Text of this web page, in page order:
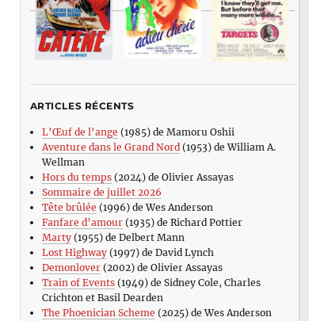
ARTICLES RÉCENTS
L’Œuf de l’ange (1985) de Mamoru Oshii
Aventure dans le Grand Nord(1953) de William A.
Wellman
Hors du temps(2024) de Olivier Assayas
Sommaire de juillet 2026
Tête brûlée (1996) de Wes Anderson
Fanfare d’amour(1935) de Richard Pottier
Marty(1955) de Delbert Mann
Lost Highway(1997) de David Lynch
Demonlover(2002) de Olivier Assayas
Train of Events(1949) de Sidney Cole, Charles
Crichton et Basil Dearden
The Phoenician Scheme (2025) de Wes Anderson